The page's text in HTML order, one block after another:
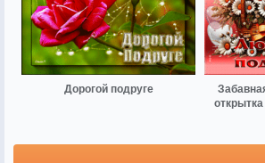
Дорогой подруге